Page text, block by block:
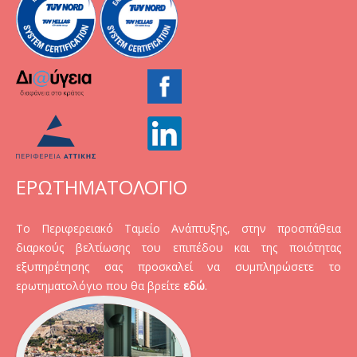
ΕΡΩΤΗΜΑΤΟΛΟΓΙΟ
Το Περιφερειακό Ταμείο Ανάπτυξης, στην προσπάθεια
διαρκούς βελτίωσης του επιπέδου και της ποιότητας
εξυπηρέτησης σας προσκαλεί να συμπληρώσετε το
ερωτηματολόγιο που θα βρείτε εδώ.